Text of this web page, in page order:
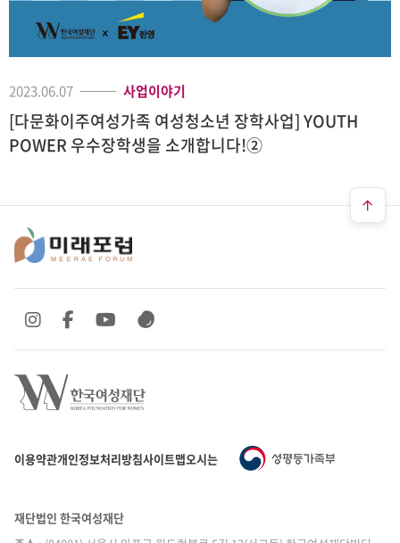
2023.06.07 사업이야기
[다문화이주여성가족 여성청소년 장학사업] YOUTH
POWER 우수장학생을 소개합니다!②
이용약관개인정보처리방침사이트맵오시는 길
SNS 바로가기
SNS 바로가기SNS 바로가기
SNS 바로가기
재단법인 한국여성재단